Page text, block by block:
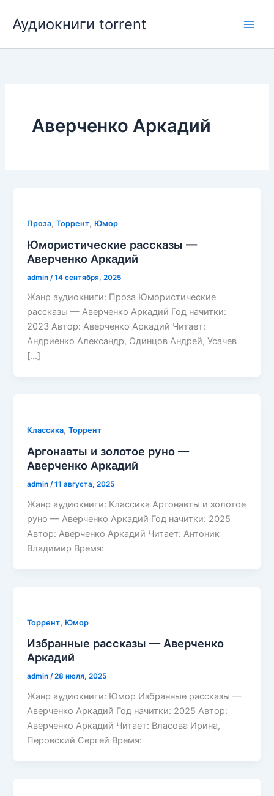
содержимому
Аудиокниги torrent
Аверченко Аркадий
Проза,Торрент, Юмор
Юмористические рассказы —
Аверченко Аркадий
admin /14 сентября, 2025
Жанр аудиокниги: Проза Юмористические
рассказы — Аверченко Аркадий Год начитки:
2023 Автор: Аверченко Аркадий Читает:
Андриенко Александр, Одинцов Андрей, Усачев
[…]
Классика,Торрент
Аргонавты и золотое руно —
Аверченко Аркадий
admin/11 августа, 2025
Жанр аудиокниги: Классика Аргонавты и золотое
руно — Аверченко Аркадий Год начитки: 2025
Автор: Аверченко Аркадий Читает: Антоник
Владимир Время:
Торрент, Юмор
Избранные рассказы — Аверченко
Аркадий
admin/28 июля, 2025
Жанр аудиокниги: Юмор Избранные рассказы —
Аверченко Аркадий Год начитки: 2025 Автор:
Аверченко Аркадий Читает: Власова Ирина,
Перовский Сергей Время: